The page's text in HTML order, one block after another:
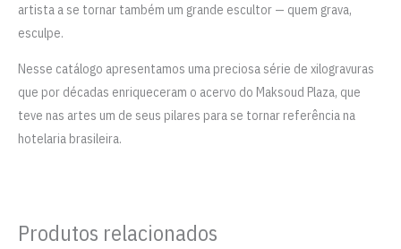
artista a se tornar também um grande escultor — quem grava,
esculpe.
Nesse catálogo apresentamos uma preciosa série de xilogravuras
que por décadas enriqueceram o acervo do Maksoud Plaza, que
teve nas artes um de seus pilares para se tornar referência na
hotelaria brasileira.
Produtos relacionados